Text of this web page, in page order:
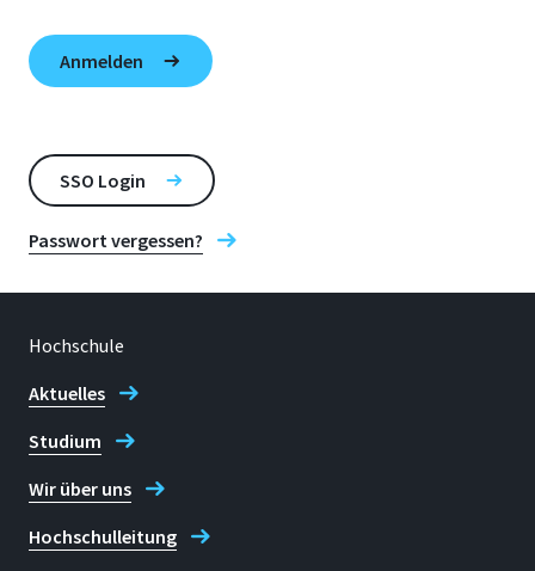
SSO Login
Passwort vergessen?
Hochschule
Aktuelles
Studium
Wir über uns
Hochschulleitung